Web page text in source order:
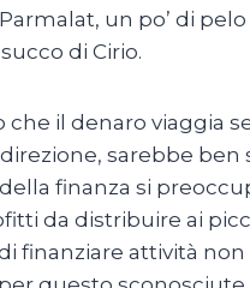
un po’ di
di Cirio.
che il denaro viaggia
sarebbe ben
finanza si
da distribuire ai
finanziare attività non